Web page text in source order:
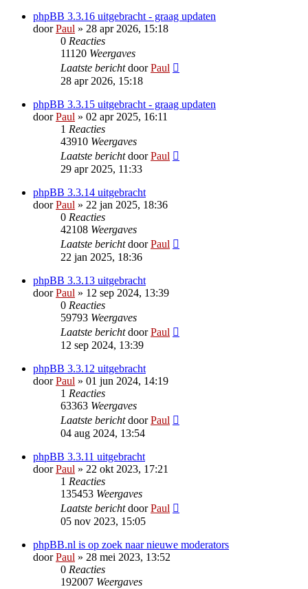
phpBB 3.3.16 uitgebracht - graag updaten
doorPaul » 28 apr 2026, 15:18
0 Reacties
11120 Weergaves
Laatste berichtdoorPaul
28 apr 2026, 15:18
phpBB 3.3.15 uitgebracht - graag updaten
doorPaul » 02 apr 2025, 16:11
1 Reacties
43910 Weergaves
Laatste berichtdoorPaul
29 apr 2025, 11:33
phpBB 3.3.14 uitgebracht
doorPaul » 22 jan 2025, 18:36
0 Reacties
42108 Weergaves
Laatste berichtdoorPaul
22 jan 2025, 18:36
phpBB 3.3.13 uitgebracht
doorPaul » 12 sep 2024, 13:39
0 Reacties
59793 Weergaves
Laatste berichtdoorPaul
12 sep 2024, 13:39
phpBB 3.3.12 uitgebracht
doorPaul » 01 jun 2024, 14:19
1 Reacties
63363 Weergaves
Laatste berichtdoorPaul
04 aug 2024, 13:54
phpBB 3.3.11 uitgebracht
doorPaul » 22 okt 2023, 17:21
1 Reacties
135453 Weergaves
Laatste berichtdoorPaul
05 nov 2023, 15:05
phpBB.nl is op zoek naar nieuwe moderators
doorPaul » 28 mei 2023, 13:52
0 Reacties
192007 Weergaves